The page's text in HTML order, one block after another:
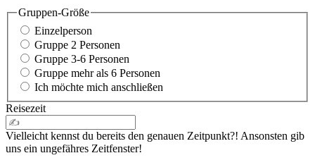
Gruppen-Größe
Einzelperson
Gruppe 2 Personen
Gruppe 3-6 Personen
Gruppe mehr als 6 Personen
Ich möchte mich anschließen
Reisezeit
Vielleicht kennst du bereits den genauen Zeitpunkt?! Ansonsten gib
uns ein ungefähres Zeitfenster!